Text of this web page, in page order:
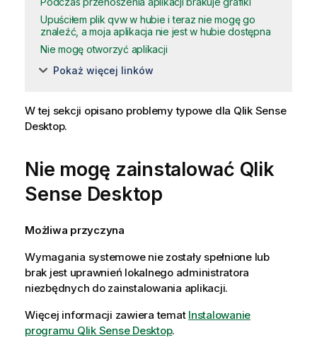
Upuściłem plik qvw w hubie i teraz nie mogę go
znaleźć, a moja aplikacja nie jest w hubie dostępna
Nie mogę otworzyć aplikacji
Pokaż więcej linków
W tej sekcji opisano problemy typowe dla Qlik Sense
Desktop.
Nie mogę zainstalować Qlik
Sense Desktop
Możliwa przyczyna
Wymagania systemowe nie zostały spełnione lub
brak jest uprawnień lokalnego administratora
niezbędnych do zainstalowania aplikacji.
Więcej informacji zawiera temat Instalowanie
programu Qlik Sense Desktop.